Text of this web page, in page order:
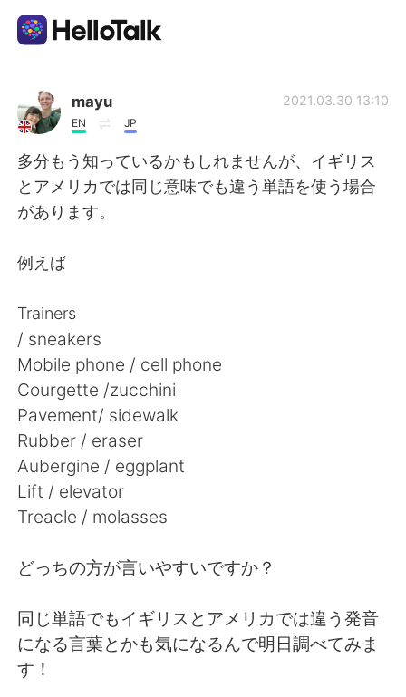
語学交換アプリ
AI Grammar Checker
日本語
English
繁體中文
العربية Français
Deutsch 한국어
Русский ไทย
Indonesia
mayu
EN JP
2021.03.30 13:10
多分もう知っているかもしれませんが、イギリス
とアメリカでは同じ意味でも違う単語を使う場合
があります。
例えば
Trainers
/ sneakers
Mobile phone / cell phone
Courgette /zucchini
Pavement/ sidewalk
Rubber / eraser
Aubergine / eggplant
Lift / elevator
Treacle / molasses
どっちの方が言いやすいですか？
同じ単語でもイギリスとアメリカでは違う発音
になる言葉とかも気になるんで明日調べてみま
す！